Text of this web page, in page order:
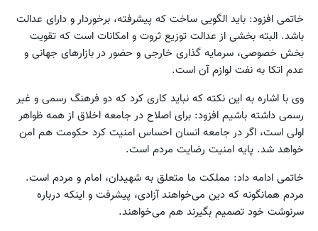
خاتمی افزود: باید الگویی ساخت که پیشرفته، برخوردار و دارای عدالت
باشد. البته بخشی از عدالت توزیع ثروت و امکانات است که تقویت
بخش خصوصی، سرمایه گذاری خارجی و حضور در بازارهای جهانی و
عدم اتکا به نفت لوازم آن است.
وی با اشاره به این نکته که نباید کاری کرد که دو فرهنگ رسمی و غیر
رسمی داشته باشیم افزود: برای اصلاح در جامعه اخلاق از همه ظواهر
اولی است، اگر در جامعه انسان احساس امنیت کرد حکومت هم امن
خواهد شد. پایه امنیت رضایت مردم است.
خاتمی ادامه داد: مملکت ما متعلق به شهیدان، امام و مردم است.
مردم همانگونه که دین می‌خواهند آزادی، پیشرفت و اینکه درباره
سرنوشت خود تصمیم بگیرند هم می‌خواهند.